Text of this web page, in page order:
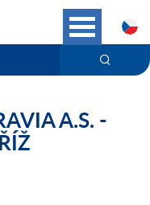
A.S. -